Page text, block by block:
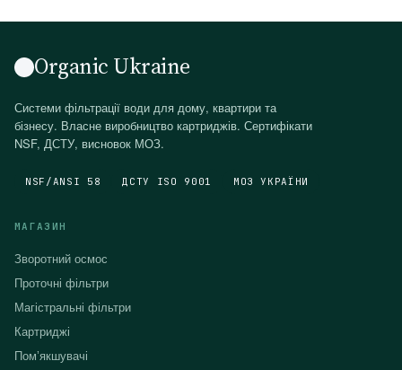
Organic Ukraine
Системи фільтрації води для дому, квартири та
бізнесу. Власне виробництво картриджів. Сертифікати
NSF, ДСТУ, висновок МОЗ.
NSF/ANSI 58 ДСТУ ISO 9001 МОЗ УКРАЇНИ
МАГАЗИН
Зворотний осмос
Проточні фільтри
Магістральні фільтри
Картриджі
Помʼякшувачі